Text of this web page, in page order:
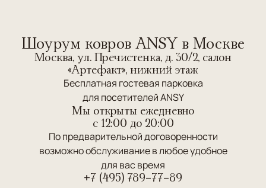
Шоурум ковров ANSY в Москве
Москва, ул. Пречистенка, д. 30/2, салон
«Артефакт», нижний этаж
Бесплатная гостевая парковка
для посетителей ANSY
Мы открыты ежедневно
c 12:00 до 20:00
По предварительной договоренности
возможно обслуживание в любое удобное
для вас время
+7 (495) 789-77-89